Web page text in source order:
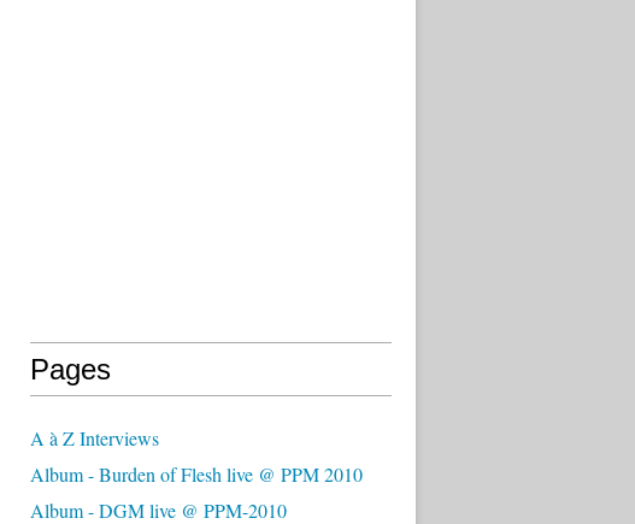
Pages
A à Z Interviews
Album - Burden of Flesh live @ PPM 2010
Album - DGM live @ PPM-2010